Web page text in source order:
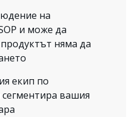
на
и може да
няма да
екип по
вашия